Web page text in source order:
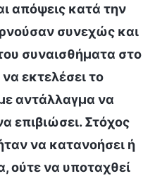
απόψεις κατά την
συνεχώς και
συναισθήματα στο
εκτελέσει το
αντάλλαγμα να
επιβιώσει. Στόχος
να κατανοήσει ή
ούτε να υποταχθεί